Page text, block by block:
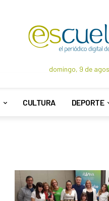
domingo, 9 de
CULTURA DEPORTE